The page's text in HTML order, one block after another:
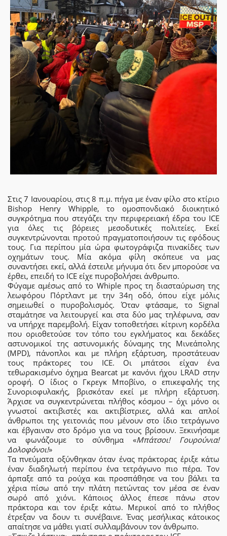
Στις 7 Ιανουαρίου, στις 8 π.μ. πήγα με έναν φίλο στο κτίριο
Bishop Henry Whipple, το ομοσπονδιακό διοικητικό
συγκρότημα που στεγάζει την περιφερειακή έδρα του ICE
για όλες τις βόρειες μεσοδυτικές πολιτείες. Εκεί
συγκεντρώνονται προτού πραγματοποιήσουν τις εφόδους
τους. Για περίπου μία ώρα φωτογράφιζα πινακίδες των
οχημάτων τους. Μία ακόμα φίλη σκόπευε να μας
συναντήσει εκεί, αλλά έστειλε μήνυμα ότι δεν μπορούσε να
έρθει, επειδή το ICE είχε πυροβολήσει άνθρωπο.
Φύγαμε αμέσως από το Whiple προς τη διασταύρωση της
λεωφόρου Πόρτλαντ με την 34η οδό, όπου είχε μόλις
σημειωθεί ο πυροβολισμός. Όταν φτάσαμε, το Signal
σταμάτησε να λειτουργεί και στα δύο μας τηλέφωνα, σαν
να υπήρχε παρεμβολή. Είχαν τοποθετήσει κίτρινη κορδέλα
που οριοθετούσε τον τόπο του εγκλήματος και δεκάδες
αστυνομικοί της αστυνομικής δύναμης της Μινεάπολης
(MPD), πάνοπλοι και με πλήρη εξάρτυση, προστάτευαν
τους πράκτορες του ICE. Οι μπάτσοι είχαν ένα
τεθωρακισμένο όχημα Bearcat με κανόνι ήχου LRAD στην
οροφή. Ο ίδιος ο Γκρεγκ Μποβίνο, ο επικεφαλής της
Συνοριοφυλακής, βρισκόταν εκεί με πλήρη εξάρτυση.
Άρχισε να συγκεντρώνεται πλήθος κόσμου – όχι μόνο οι
γνωστοί ακτιβιστές και ακτιβίστριες, αλλά και απλοί
άνθρωποι της γειτονιάς που μένουν στο ίδιο τετράγωνο
και έβγαιναν στο δρόμο για να τους βρίσουν. Ξεκινήσαμε
να φωνάζουμε το σύνθημα «Μπάτσοι! Γουρούνια!
Δολοφόνοι!»
Τα πνεύματα οξύνθηκαν όταν ένας πράκτορας έριξε κάτω
έναν διαδηλωτή περίπου ένα τετράγωνο πιο πέρα. Τον
άρπαξε από τα ρούχα και προσπάθησε να του βάλει τα
χέρια πίσω από την πλάτη πετώντας τον μέσα σε έναν
σωρό από χιόνι. Κάποιος άλλος έπεσε πάνω στον
πράκτορα και τον έριξε κάτω. Μερικοί από το πλήθος
έτρεξαν να δουν τι συνέβαινε. Ένας μεσήλικας κάτοικος
απαίτησε να μάθει γιατί συλλαμβάνουν τον άνθρωπο.